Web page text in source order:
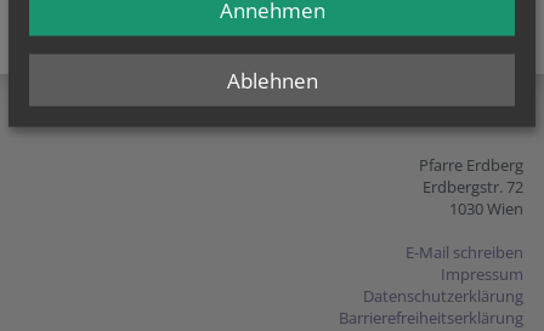
teilen tweet pin it
Pfarre Erdberg
Erdbergstr. 72
1030 Wien
E-Mail schreiben
Impressum
Datenschutzerklärung
Barrierefreiheitserklärung
Ablehnen
Annehmen